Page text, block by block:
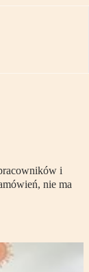
i
nie ma